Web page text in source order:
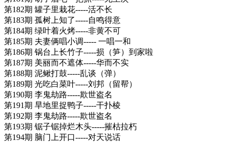
第182期 罐子里栽花-----活不长
第183期 孤树上知了-----自鸣得意
第184期 绿叶着火烤-----非黄不可
第185期 夫妻俩唱小调----- 一唱一和
第186期 锅台上长竹子-----损（笋）到家啦
第187期 美丽而不遮体-----华而不实
第188期 泥鳅打鼓-----乱谈（弹）
第189期 光吃白菜叶-----刘邦（留帮）
第190期 李鬼劫路-----欺世盗名
第191期 旱地里捉鸭子-----干扑棱
第192期 李鬼劫路-----欺世盗名
第193期 锯子锯掉烂木头-----摧枯拉朽
第194期 脑门上开口-----对天说话